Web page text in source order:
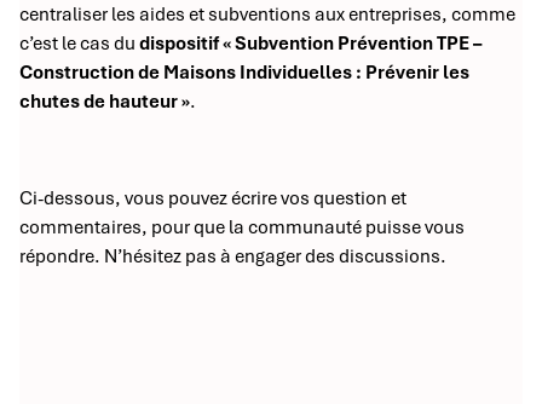
centraliser les aides et subventions aux entreprises, comme
c’est le cas du dispositif « Subvention Prévention TPE –
Construction de Maisons Individuelles : Prévenir les
chutes de hauteur ».
Ci-dessous, vous pouvez écrire vos question et
commentaires, pour que la communauté puisse vous
répondre. N’hésitez pas à engager des discussions.